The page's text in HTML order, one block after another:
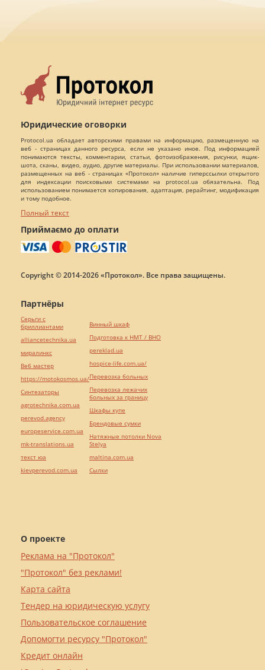
Юридические оговорки
Protocol.ua обладает авторскими правами на информацию, размещенную на
веб - страницах данного ресурса, если не указано иное. Под информацией
понимаются тексты, комментарии, статьи, фотоизображения, рисунки, ящик-
шота, сканы, видео, аудио, другие материалы. При использовании материалов,
размещенных на веб - страницах «Протокол» наличие гиперссылки открытого
для индексации поисковыми системами на protocol.ua обязательна. Под
использованием понимается копирования, адаптация, рерайтинг, модификация
и тому подобное.
Полный текст
Приймаємо до оплати
Copyright © 2014-2026 «Протокол». Все права защищены.
О проекте
Реклама на "Протокол"
"Протокол" без реклами!
Карта сайта
Тендер на юридическую услугу
Пользовательское соглашение
Допомогти ресурсу "Протокол"
Кредит онлайн
Партнёры
Серьги с
бриллиантами
alliancetechnika.ua
миралинкс
Веб мастер
https://motokosmos.ua/
Синтезаторы
agrotechnika.com.ua
perevod.agency
europeservice.com.ua
mk-translations.ua
текст юа
kievperevod.com.ua
Винный шкаф
Подготовка к НМТ / ВНО
pereklad.ua
hospice-life.com.ua/
Перевозка больных
Перевозка лежачих
больных за границу
Шкафы купе
Брендовые сумки
Натяжные потолки Nova
Stelya
maltina.com.ua
Cылки